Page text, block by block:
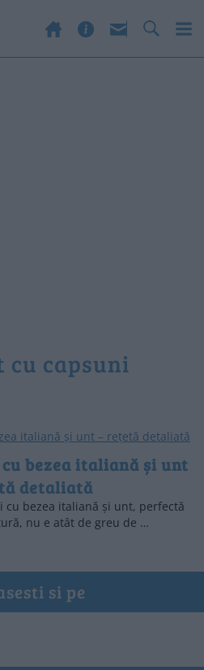
bezea italiană și unt
detaliată
cu bezea italiană și unt, perfectă
nu e atât de greu de …
si pe